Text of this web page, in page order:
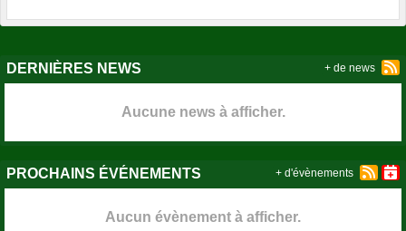
DERNIÈRES NEWS
Aucune news à afficher.
+ de news
PROCHAINS ÉVÉNEMENTS
Aucun évènement à afficher.
+ d'évènements